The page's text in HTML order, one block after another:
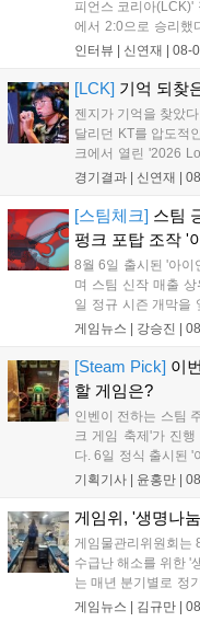
피언스 코리아(LCK)'
에서 2:0으로 승리했
를 벌리며 25분 만에
하며 POM에 선정됐...
인터뷰 | 신연재 | 08-
[LCK] 기억 되찾
젠지가 기억을 찾았
달리던 KT를 압도적
크에서 열린 '2026
드 레전드 그룹, kt 롤
기억을 되찾기라도
경기결과 | 신연재 |
[스팀체크] 스팀
펑크 포탑 조작 '
8월 6일 출시된 '아이
며 스팀 신작 매출
일 정규 시즌 개막을
기록했습니다. 25주
'마블 투혼: 파이팅
리'도 스팀에 정식 출
게임뉴스 | 강승진 |
[Steam Pick] 이
할 게임은?
인벤이 전하는 스팀
크 게임 축제'가 진
다. 6일 정식 출시된 '
세어 코브'가 호평받
다. 유비소프트의 '고
기획기사 | 윤홍만 |
게임위, '생명나
게임물관리위원회는
수급난 해소를 위한 '
는 매년 분기별로 정
고 있으며, 이번 행사
게임뉴스 | 김규만 |